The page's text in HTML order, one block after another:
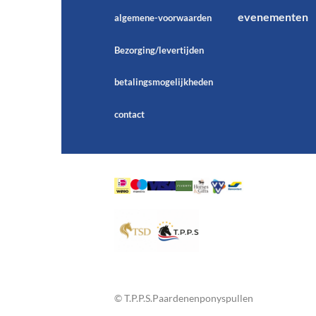
algemene-voorwaarden
Bezorging/levertijden
betalingsmogelijkheden
contact
evenementen
© T.P.P.S.Paardenenponyspullen